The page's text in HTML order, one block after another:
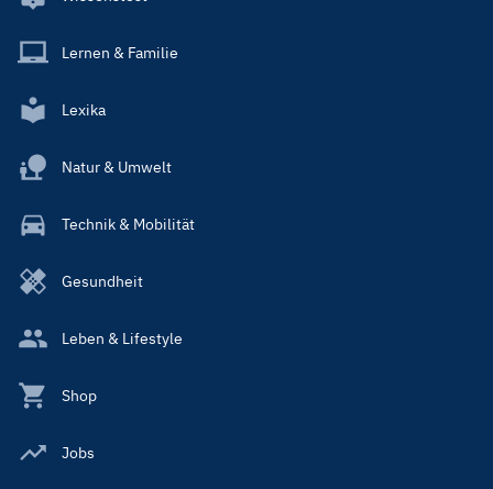
Lernen & Familie
Lexika
Natur & Umwelt
Technik & Mobilität
Gesundheit
Leben & Lifestyle
Shop
Jobs